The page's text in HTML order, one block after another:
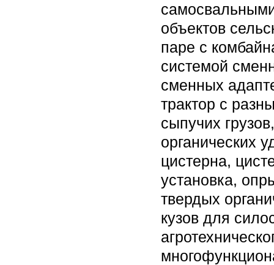
объектов
паре с
системой
сменных
трактор с
сыпучих
органических
цистерна,
установка,
твердых
кузов для